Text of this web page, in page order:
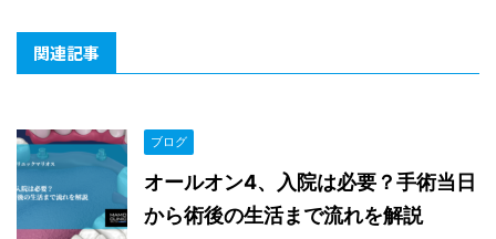
関連記事
ブログ
オールオン4、入院は必要？手術当日
から術後の生活まで流れを解説